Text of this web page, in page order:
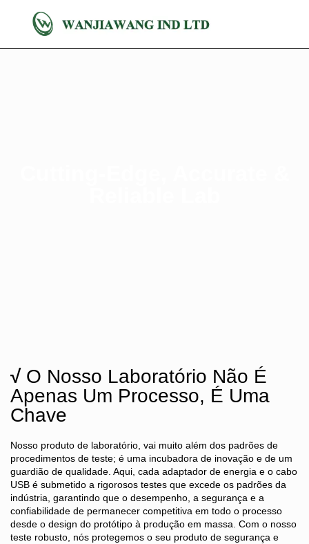
√ O Nosso Laboratório Não É
Apenas Um Processo, É Uma
Chave
Nosso produto de laboratório, vai muito além dos padrões de
procedimentos de teste; é uma incubadora de inovação e de um
guardião de qualidade. Aqui, cada adaptador de energia e o cabo
USB é submetido a rigorosos testes que excede os padrões da
indústria, garantindo que o desempenho, a segurança e a
confiabilidade de permanecer competitiva em todo o processo
desde o design do protótipo à produção em massa. Com o nosso
teste robusto, nós protegemos o seu produto de segurança e